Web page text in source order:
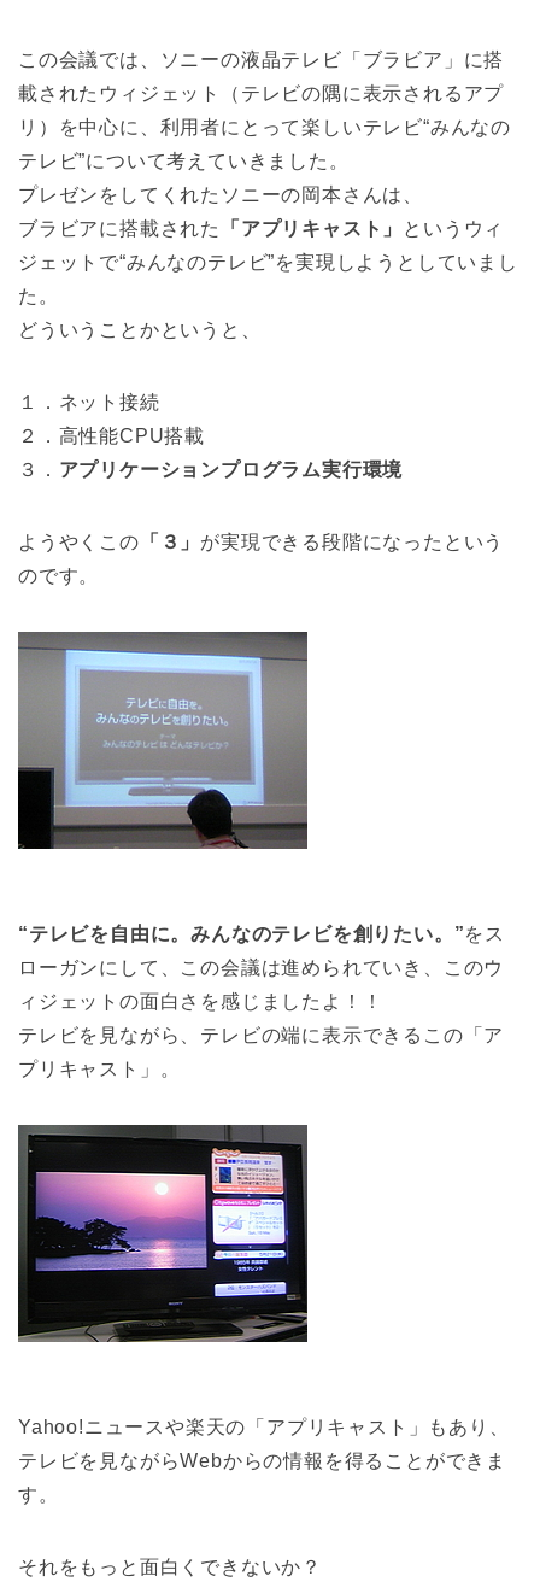
この会議では、ソニーの液晶テレビ「ブラビア」に搭
載されたウィジェット（テレビの隅に表示されるアプ
リ）を中心に、利用者にとって楽しいテレビ“みんなの
テレビ”について考えていきました。
プレゼンをしてくれたソニーの岡本さんは、
ブラビアに搭載された
「アプリキャスト」
というウィ
ジェットで“みんなのテレビ”を実現しようとしていまし
た。
どういうことかというと、
１．ネット接続
２．高性能CPU搭載
３． アプリケーションプログラム実行環境
ようやくこの 「３」 が実現できる段階になったという
のです。
“テレビを自由に。みんなのテレビを創りたい。”をス
ローガンにして、この会議は進められていき、このウ
ィジェットの面白さを感じましたよ！！
テレビを見ながら、テレビの端に表示できるこの「ア
プリキャスト」。
Yahoo!ニュースや楽天の「アプリキャスト」もあり、
テレビを見ながらWebからの情報を得ることができま
す。
それをもっと面白くできないか？